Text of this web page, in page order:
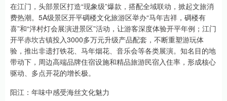
在江门，头部景区打造“现象级”爆款，搭配全域联动，掀起文旅消
费热潮。5A级景区开平碉楼文化旅游区举办“马年吉祥，碉楼有
喜”和“泮村灯会展演进景区”活动，让游客深度体验开平年例；江门
开平赤坎古镇投入3000多万元升级产品配套，不断重塑游玩体
验，推出非遗打铁花、马年烟花、音乐会等各类展演。知名目的地
带动下，周边高端品牌住宿设施和精品旅游民宿入住率，形成核心
驱动、多点开花的增长极。
阳江：年味中感受海丝文化魅力